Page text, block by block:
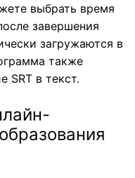
выбрать время
завершения
загружаются в
также
SRT в текст.